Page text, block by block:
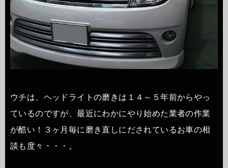
ウチは、ヘッドライトの磨きは１４～５年前からやっ
ているのですが、最近にわかにやり始めた業者の作業
が酷い！３ヶ月毎に磨き直しにだされているお車の相
談も度々・・・。